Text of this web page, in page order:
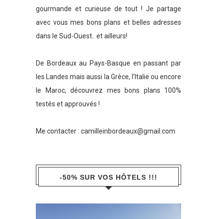
gourmande et curieuse de tout ! Je partage
avec vous mes bons plans et belles adresses
dans le Sud-Ouest.. et ailleurs!
De Bordeaux au Pays-Basque en passant par
les Landes mais aussi la Grèce, l'Italie ou encore
le Maroc, découvrez mes bons plans 100%
testés et approuvés !
Me contacter : camilleinbordeaux@gmail.com
-50% SUR VOS HÔTELS !!!